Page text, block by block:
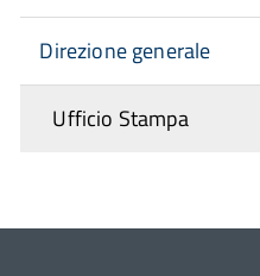
Direzione generale
Ufficio Stampa